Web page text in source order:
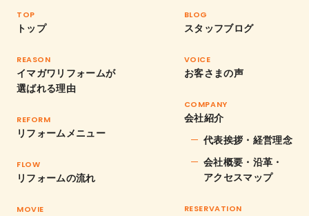
TOP
トップ
REASON
イマガワリフォームが
選ばれる理由
REFORM
リフォームメニュー
FLOW
リフォームの流れ
MOVIE
BLOG
スタッフブログ
VOICE
お客さまの声
COMPANY
会社紹介
代表挨拶・経営理念
会社概要・沿革・
アクセスマップ
RESERVATION